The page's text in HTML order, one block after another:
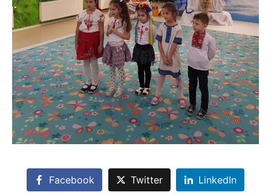
Facebook Twitter LinkedIn